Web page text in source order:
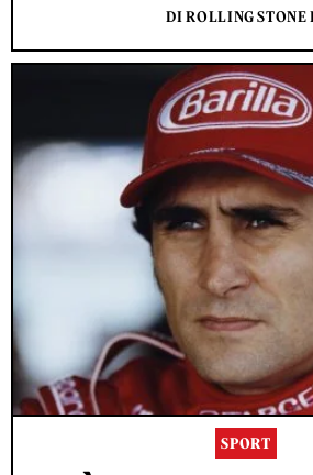
DI ROLLING STONE
SPORT